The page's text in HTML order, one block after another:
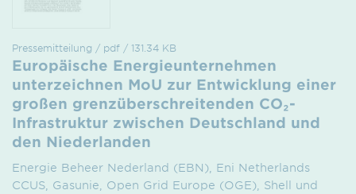
Pressemitteilung / pdf / 131.34 KB
Europäische Energieunternehmen
unterzeichnen MoU zur Entwicklung einer
großen grenzüberschreitenden CO₂-
Infrastruktur zwischen Deutschland und
den Niederlanden
Energie Beheer Nederland (EBN), Eni Netherlands
CCUS, Gasunie, Open Grid Europe (OGE), Shell und